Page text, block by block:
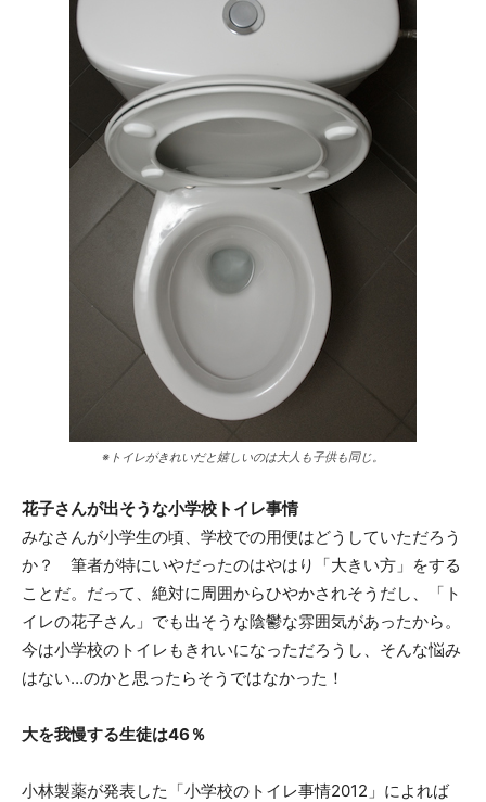
※トイレがきれいだと嬉しいのは大人も子供も同じ。
花子さんが出そうな小学校トイレ事情
みなさんが小学生の頃、学校での用便はどうしていただろう
か？ 筆者が特にいやだったのはやはり「大きい方」をする
ことだ。だって、絶対に周囲からひやかされそうだし、「ト
イレの花子さん」でも出そうな陰鬱な雰囲気があったから。
今は小学校のトイレもきれいになっただろうし、そんな悩み
はない…のかと思ったらそうではなかった！
大を我慢する生徒は46％
小林製薬が発表した「小学校のトイレ事情2012」によれば